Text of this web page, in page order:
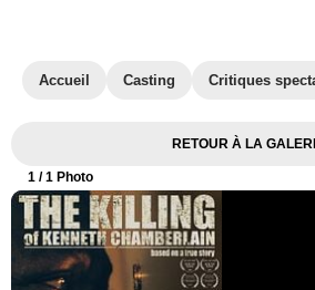
Accueil Casting Critiques
RETOUR À LA
1 / 1 Photo